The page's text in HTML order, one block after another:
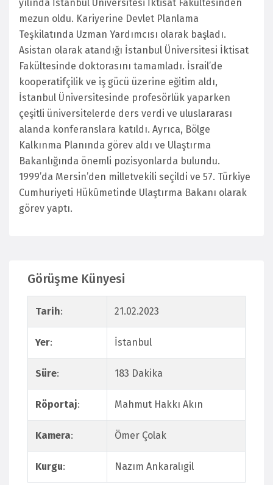
yılında İstanbul Üniversitesi İktisat Fakültesinden
mezun oldu. Kariyerine Devlet Planlama
Teşkilatında Uzman Yardımcısı olarak başladı.
Asistan olarak atandığı İstanbul Üniversitesi İktisat
Fakültesinde doktorasını tamamladı. İsrail’de
kooperatifçilik ve iş gücü üzerine eğitim aldı,
İstanbul Üniversitesinde profesörlük yaparken
çeşitli üniversitelerde ders verdi ve uluslararası
alanda konferanslara katıldı. Ayrıca, Bölge
Kalkınma Planında görev aldı ve Ulaştırma
Bakanlığında önemli pozisyonlarda bulundu.
1999’da Mersin’den milletvekili seçildi ve 57. Türkiye
Cumhuriyeti Hükûmetinde Ulaştırma Bakanı olarak
görev yaptı.
Görüşme Künyesi
Tarih: 21.02.2023
Yer: İstanbul
Süre: 183 Dakika
Röportaj: Mahmut Hakkı Akın
Kamera: Ömer Çolak
Kurgu: Nazım Ankaralıgil